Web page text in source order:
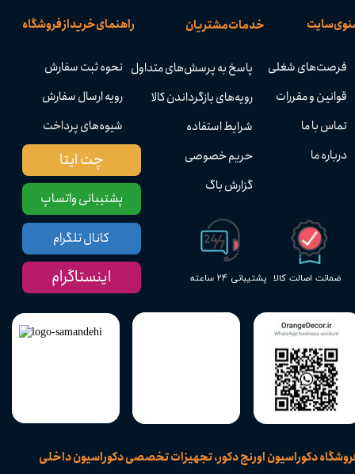
دکوراسیون اورنج دکور، تجهیزات تخصصی دکوراسیون داخلی
پشتیبانی ۲۴ ساعته ضمانت اصالت کالا
راهنمای خرید از فروشگاه
نحوه ثبت سفارش
رویه ارسال سفارش
شیوه‌های پرداخت
خدمات مشتریان
پاسخ به پرسش‌های متداول
رویه‌های بازگرداندن کالا
شرایط استفاده
حریم خصوصی
گزارش باگ
سایت
فرصت‌های شغلی
قوانین و مقررات
تماس با ما
درباره ما
پشتیبانی واتساپ
چت ایتا
کانال تلگرام
اینستاگرام